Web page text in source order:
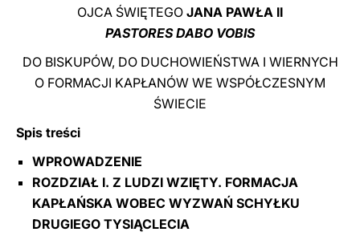
中文
OJCA ŚWIĘTEGO JANA PAWŁA II
PASTORES DABO VOBIS
DO BISKUPÓW, DO DUCHOWIEŃSTWA I WIERNYCH
O FORMACJI KAPŁANÓW WE WSPÓŁCZESNYM
ŚWIECIE
Spis treści
WPROWADZENIE
ROZDZIAŁ I. Z LUDZI WZIĘTY. FORMACJA
KAPŁAŃSKA WOBEC WYZWAŃ SCHYŁKU
DRUGIEGO TYSIĄCLECIA